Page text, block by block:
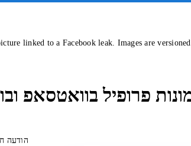
linked to a Facebook leak. Images are
פרופיל בוואטסאפ
הודעה